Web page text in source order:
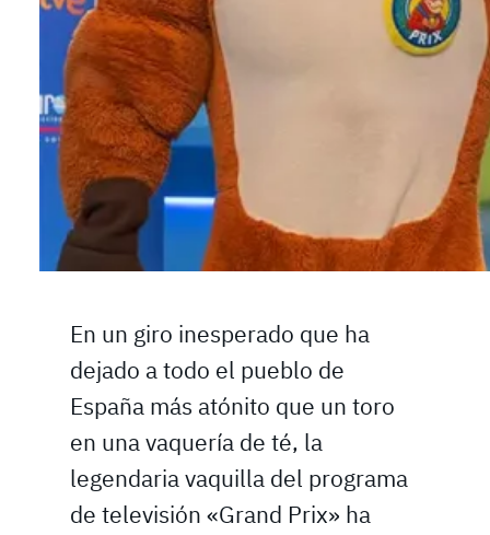
En un giro inesperado que ha
dejado a todo el pueblo de
España más atónito que un toro
en una vaquería de té, la
legendaria vaquilla del programa
de televisión «Grand Prix» ha